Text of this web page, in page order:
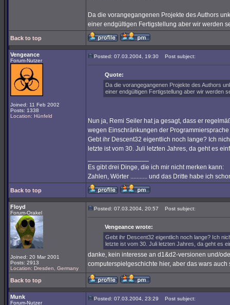
Da die vorangegangenen Projekte des Authors
einer endgültigen Fertigstellung aber wir werden
Back to top
Vengeance
Forum-Nutzer
Joined: 11 Feb 2002
Posts: 1338
Location: Hünfeld
Posted: 07.03.2004, 19:30 Post subject:
Quote:
Da die vorangegangenen Projekte des Authors
einer endgültigen Fertigstellung aber wir werden
Nun ja, Remi Seiler hat ja gesagt, dass er
wegen Einschränkungen der
Gebt ihr Descent32 eigentlich noch lange? Ich
letzte ist vom 30. Juli letzten Jahres, da geht es
Es gibt drei Dinge, die ich mir nicht merken kann:
Zahlen, Wörter ........... und das Dritte habe ich
Back to top
Floyd
Forum-Orakel
Joined: 20 Mar 2001
Posts: 2913
Location: Dresden, Germany
Posted: 07.03.2004, 20:57 Post subject:
Vengeance wrote:
Gebt ihr Descent32 eigentlich noch lange? Ich
letzte ist vom 30. Juli letzten Jahres, da geht es
danke, kein interesse an d1&d2-versionen und/
computerspielgeschichte hier, aber das wars auch
Back to top
Munk
Forum-Nutzer
Posted: 07.03.2004, 23:29 Post subject: